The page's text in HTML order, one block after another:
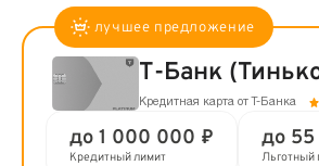
Т-Банк
Кредитная карта от Т-Банка
до 1 000 000 ₽
Кредитный лимит
до
Льготный